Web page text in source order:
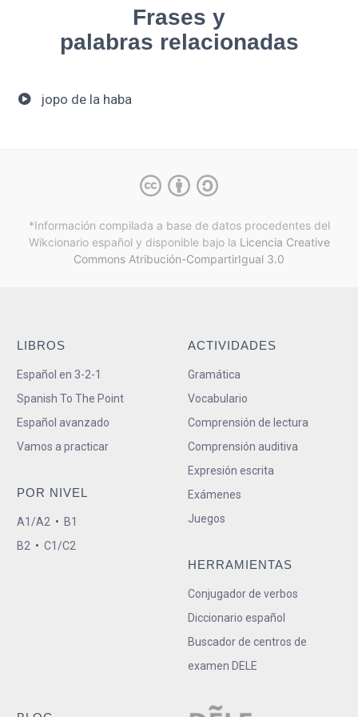
Frases y
palabras relacionadas
jopo de la haba
*Información compilada a base de datos procedentes del
Wikcionario español y disponible bajo la Licencia Creative
Commons Atribución-CompartirIgual 3.0
LIBROS
Español en 3-2-1
Spanish To The Point
Español avanzado
Vamos a practicar
POR NIVEL
A1/A2 • B1
B2 • C1/C2
ACTIVIDADES
Gramática
Vocabulario
Comprensión de lectura
Comprensión auditiva
Expresión escrita
Exámenes
Juegos
HERRAMIENTAS
Conjugador de verbos
Diccionario español
Buscador de centros de
examen DELE